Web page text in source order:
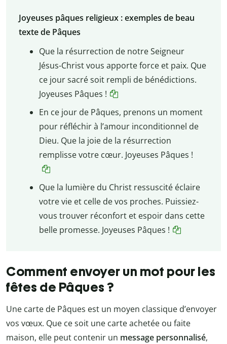
Joyeuses pâques religieux : exemples de beau
texte de Pâques
Que la résurrection de notre Seigneur
Jésus-Christ vous apporte force et paix. Que
ce jour sacré soit rempli de bénédictions.
Joyeuses Pâques !
En ce jour de Pâques, prenons un moment
pour réfléchir à l’amour inconditionnel de
Dieu. Que la joie de la résurrection
remplisse votre cœur. Joyeuses Pâques !
Que la lumière du Christ ressuscité éclaire
votre vie et celle de vos proches. Puissiez-
vous trouver réconfort et espoir dans cette
belle promesse. Joyeuses Pâques !
Comment envoyer un mot pour les
fêtes de Pâques ?
Une carte de Pâques est un moyen classique d’envoyer
vos vœux. Que ce soit une carte achetée ou faite
maison, elle peut contenir un message personnalisé,